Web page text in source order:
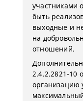
участниками
быть
выходные и
на
отношений.
2.4.2.2821-10
организацию